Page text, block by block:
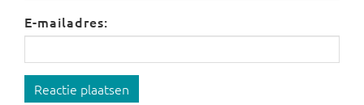
E-mailadres:
Reactie plaatsen